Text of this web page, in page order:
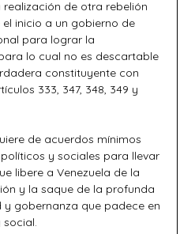
de otra rebelión
inicio a un gobierno de
para lograr la
lo cual no es descartable
constituyente con
333, 347, 348, 349 y
de acuerdos mínimos
y sociales para llevar
libere a Venezuela de la
y la saque de la profunda
gobernanza que padece en